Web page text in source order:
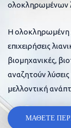
ολοκληρωμένων
Η ολοκληρωμένη
επιχειρήσεις
βιομηχανικές,
αναζητούν
μελλοντική
ΜΑΘΕΤΕ